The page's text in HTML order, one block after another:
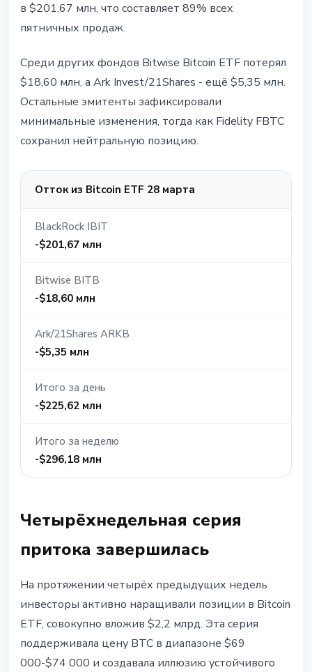
в $201,67 млн, что составляет 89% всех
пятничных продаж.
Среди других фондов Bitwise Bitcoin ETF потерял
$18,60 млн, а Ark Invest/21Shares - ещё $5,35 млн.
Остальные эмитенты зафиксировали
минимальные изменения, тогда как Fidelity FBTC
сохранил нейтральную позицию.
Отток из Bitcoin ETF 28 марта
BlackRock IBIT
-$201,67 млн
Bitwise BITB
-$18,60 млн
Ark/21Shares ARKB
-$5,35 млн
Итого за день
-$225,62 млн
Итого за неделю
-$296,18 млн
Четырёхнедельная серия
притока завершилась
На протяжении четырёх предыдущих недель
инвесторы активно наращивали позиции в Bitcoin
ETF, совокупно вложив $2,2 млрд. Эта серия
поддерживала цену BTC в диапазоне $69
000-$74 000 и создавала иллюзию устойчивого